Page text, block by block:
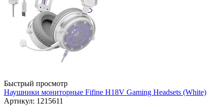
Быстрый просмотр
Наушники мониторные Fifine H18V Gaming Headsets (White)
Артикул: 1215611